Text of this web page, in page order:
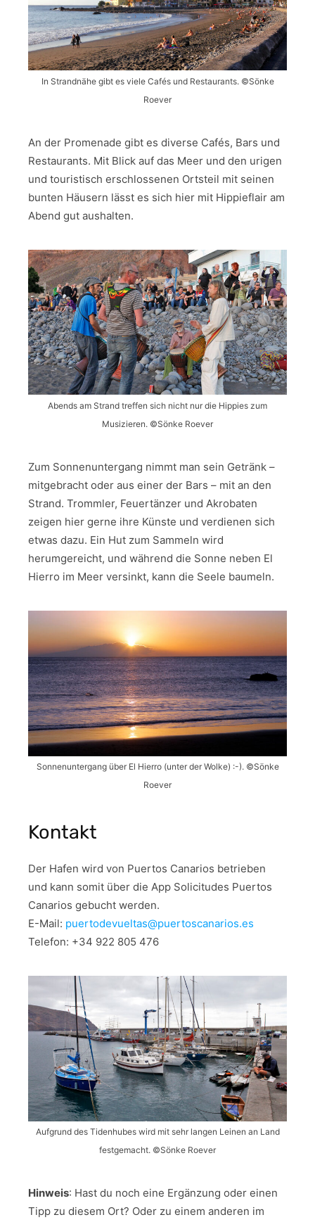
In Strandnähe gibt es viele Cafés und Restaurants. ©Sönke
Roever
An der Promenade gibt es diverse Cafés, Bars und
Restaurants. Mit Blick auf das Meer und den urigen
und touristisch erschlossenen Ortsteil mit seinen
bunten Häusern lässt es sich hier mit Hippieflair am
Abend gut aushalten.
Abends am Strand treffen sich nicht nur die Hippies zum
Musizieren. ©Sönke Roever
Zum Sonnenuntergang nimmt man sein Getränk –
mitgebracht oder aus einer der Bars – mit an den
Strand. Trommler, Feuertänzer und Akrobaten
zeigen hier gerne ihre Künste und verdienen sich
etwas dazu. Ein Hut zum Sammeln wird
herumgereicht, und während die Sonne neben El
Hierro im Meer versinkt, kann die Seele baumeln.
Sonnenuntergang über El Hierro (unter der Wolke) :-). ©Sönke
Roever
Kontakt
Der Hafen wird von Puertos Canarios betrieben
und kann somit über die App Solicitudes Puertos
Canarios gebucht werden.
E-Mail: puertodevueltas@puertoscanarios.es
Telefon: +34 922 805 476
Aufgrund des Tidenhubes wird mit sehr langen Leinen an Land
festgemacht. ©Sönke Roever
Hinweis: Hast du noch eine Ergänzung oder einen
Tipp zu diesem Ort? Oder zu einem anderen im